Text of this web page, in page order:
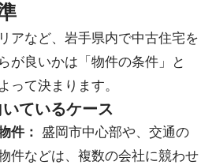
アなど、岩手県内で中古住宅を
が良いかは「物件の条件」と
って決まります。
いているケース
件： 盛岡市中心部や、交通の
件などは、複数の会社に競わせ